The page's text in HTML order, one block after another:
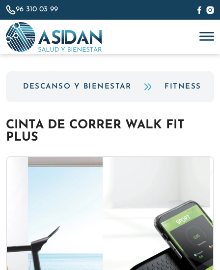
96 310 03 99
DESCANSO Y BIENESTAR FITNESS
CINTA DE CORRER WALK FIT
PLUS